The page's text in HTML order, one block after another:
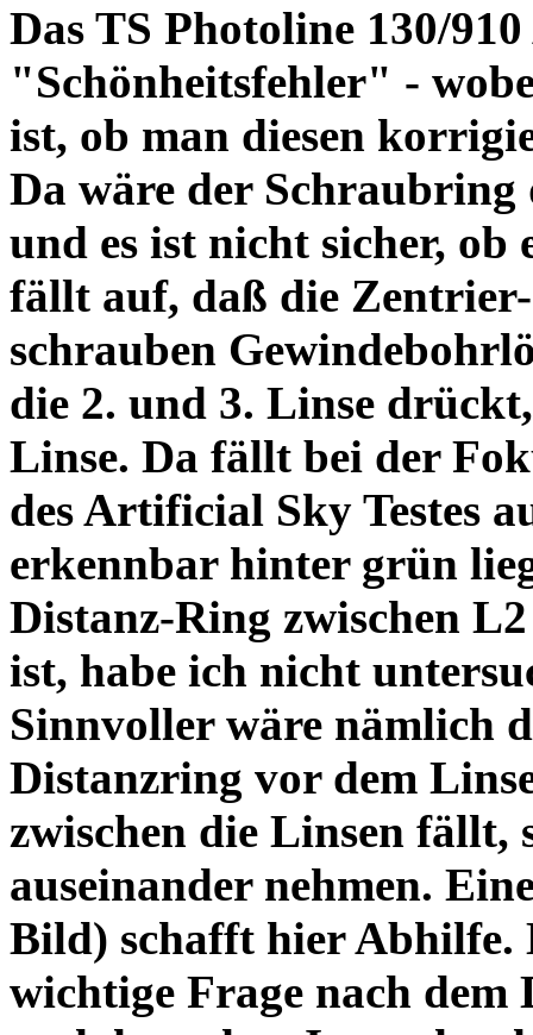
Das TS Photoline 130/
"Schönheitsfehler" -
ist, ob man diesen
Da wäre der
und es ist nicht sicher,
fällt auf, daß die Zentrier-
schrauben
die 2. und 3. Linse
Linse. Da fällt bei der
des Artificial Sky Testes
erkennbar hinter grün
Distanz-Ring zwischen
ist, habe ich nicht
Sinnvoller wäre nämlich
Distanzring vor dem
zwischen die Linsen fällt,
auseinander nehmen.
Bild) schafft hier Abhilfe.
wichtige Frage nach dem